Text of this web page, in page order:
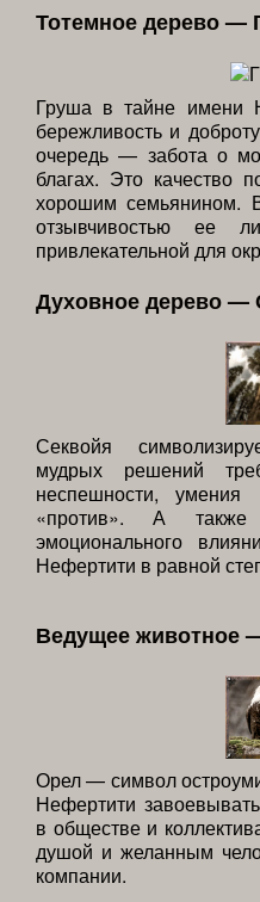
Тотемное дерево —
Груша в тайне имени
бережливость и
очередь — забота о
благах. Это качество
хорошим семьянином.
отзывчивостью ее
привлекательной для
Духовное дерево —
Секвойя
мудрых решений
неспешности,
«против». А
эмоционального
Нефертити в равной
Ведущее животное
Орел — символ
Нефертити
в обществе и
душой и желанным
компании.